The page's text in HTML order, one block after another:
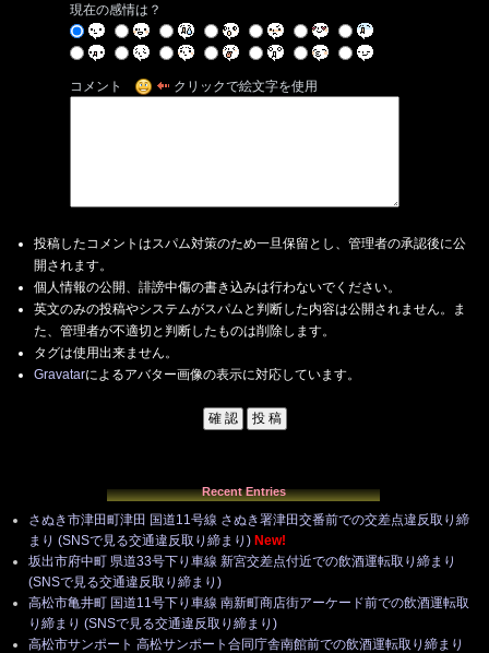
現在の感情は？
コメント クリックで絵文字を使用
投稿したコメントはスパム対策のため一旦保留とし、管理者の承認後に公
開されます。
個人情報の公開、誹謗中傷の書き込みは行わないでください。
英文のみの投稿やシステムがスパムと判断した内容は公開されません。ま
た、管理者が不適切と判断したものは削除します。
タグは使用出来ません。
Gravatarによるアバター画像の表示に対応しています。
Recent Entries
さぬき市津田町津田 国道11号線 さぬき署津田交番前での交差点違反取り締
まり (SNSで見る交通違反取り締まり) New!
坂出市府中町 県道33号下り車線 新宮交差点付近での飲酒運転取り締まり
(SNSで見る交通違反取り締まり)
高松市亀井町 国道11号下り車線 南新町商店街アーケード前での飲酒運転取
り締まり (SNSで見る交通違反取り締まり)
高松市サンポート 高松サンポート合同庁舎南館前での飲酒運転取り締まり